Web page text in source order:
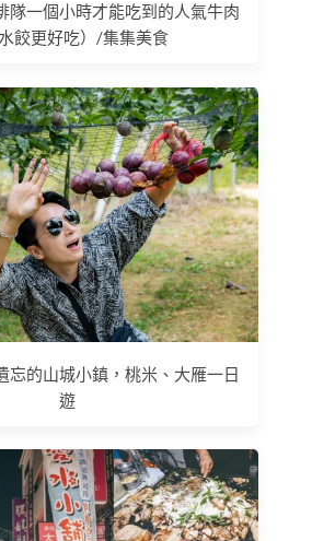
隊一個小時才能吃到的人氣牛肉
餃更好吃）/集集美食
忘的山城小鎮，桃米、大雁一日
遊